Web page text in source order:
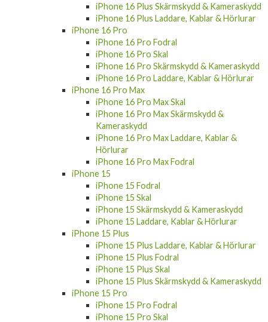
iPhone 16 Plus Skärmskydd & Kameraskydd
iPhone 16 Plus Laddare, Kablar & Hörlurar
iPhone 16 Pro
iPhone 16 Pro Fodral
iPhone 16 Pro Skal
iPhone 16 Pro Skärmskydd & Kameraskydd
iPhone 16 Pro Laddare, Kablar & Hörlurar
iPhone 16 Pro Max
iPhone 16 Pro Max Skal
iPhone 16 Pro Max Skärmskydd &
Kameraskydd
iPhone 16 Pro Max Laddare, Kablar &
Hörlurar
iPhone 16 Pro Max Fodral
iPhone 15
iPhone 15 Fodral
iPhone 15 Skal
iPhone 15 Skärmskydd & Kameraskydd
iPhone 15 Laddare, Kablar & Hörlurar
iPhone 15 Plus
iPhone 15 Plus Laddare, Kablar & Hörlurar
iPhone 15 Plus Fodral
iPhone 15 Plus Skal
iPhone 15 Plus Skärmskydd & Kameraskydd
iPhone 15 Pro
iPhone 15 Pro Fodral
iPhone 15 Pro Skal